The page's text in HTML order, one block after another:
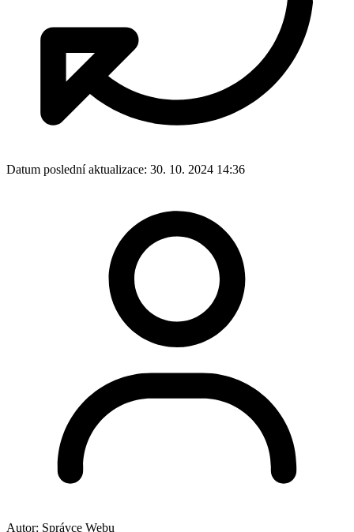
Datum poslední aktualizace: 30. 10. 2024 14:36
Autor: Správce Webu